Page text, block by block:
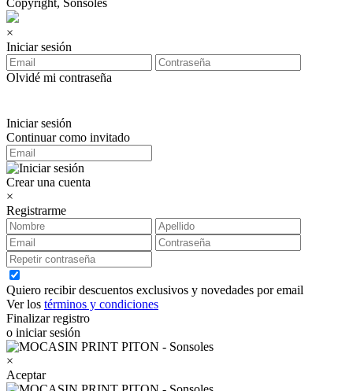
Copyright, Sonsoles
×
Iniciar sesión
Olvidé mi contraseña
Iniciar sesión
Continuar como invitado
Crear una cuenta
×
Registrarme
Quiero recibir descuentos exclusivos y novedades por email
Ver los términos y condiciones
Finalizar registro
o iniciar sesión
×
Aceptar